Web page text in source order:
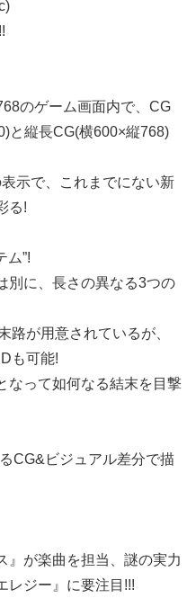
のゲーム画面内で、CG
と縦長CG(横600×縦768)
示で、これまでにない新
る!
ム”!
別に、長さの異なる3つの
路が用意されているが、
も可能!
なって如何なる結末を目撃
CG&ビジュアル差分で描
』が楽曲を担当、謎の実力
レジー』に要注目!!!